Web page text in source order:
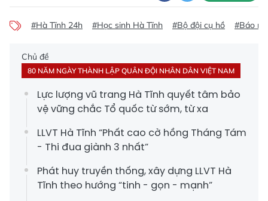
#Hà Tĩnh 24h #Học sinh Hà Tĩnh #Bộ đội cụ hồ #Báo
Chủ đề
80 NĂM NGÀY THÀNH LẬP QUÂN ĐỘI NHÂN DÂN VIỆT NAM
Lực lượng vũ trang Hà Tĩnh quyết tâm bảo
vệ vững chắc Tổ quốc từ sớm, từ xa
LLVT Hà Tĩnh “Phất cao cờ hồng Tháng Tám
- Thi đua giành 3 nhất”
Phát huy truyền thống, xây dựng LLVT Hà
Tĩnh theo hướng “tinh - gọn - mạnh”